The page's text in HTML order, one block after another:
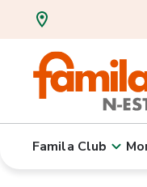
Famila Club